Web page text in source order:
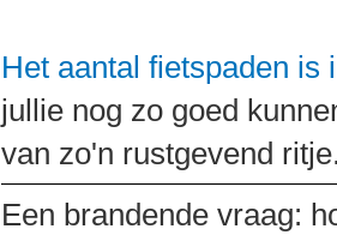
Het aantal fietspaden is
jullie nog zo goed
van zo'n rustgevend
Een brandende vraag: